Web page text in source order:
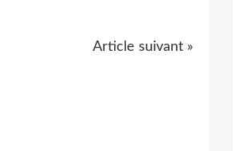
Article suivant »